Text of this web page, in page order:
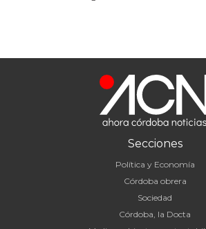
Secciones
Política y Economía
Córdoba obrera
Sociedad
Córdoba, la Docta